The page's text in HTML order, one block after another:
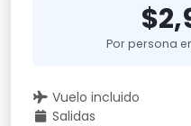
Por persona
Vuelo incluido
Salidas